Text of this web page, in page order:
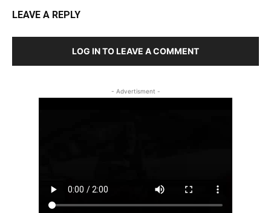
LEAVE A REPLY
LOG IN TO LEAVE A COMMENT
- Advertisment -